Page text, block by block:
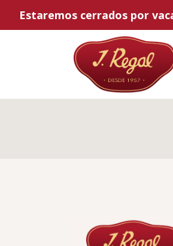
Estaremos cerrados por